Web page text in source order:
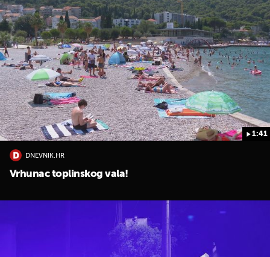
1:41
DNEVNIK.HR
Vrhunac toplinskog vala!